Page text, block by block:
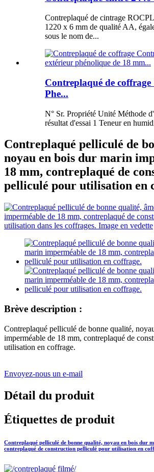
Contreplaqué de cintrage
1220 x 6 mm de qualité AA,
sous le nom de...
Contreplaqué de coffrage
Phe...
N° Sr. Propriété Unité Méthode
résultat d'essai 1 Teneur en
Contreplaqué pelliculé de
noyau en bois dur marin
18 mm, contreplaqué de
pelliculé pour utilisation en
Brève description :
Contreplaqué pelliculé de bonne qualité,
imperméable de 18 mm, contreplaqué de
utilisation en coffrage.
Envoyez-nous un e-mail
Détail du produit
Étiquettes de produit
Contreplaqué pelliculé de bonne qualité, noyau en bois dur
contreplaqué de construction pelliculé pour utilisation en